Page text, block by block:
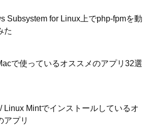
Subsystem for Linux上でphp-fpmを動
た
で使っているオススメのアプリ32選
Linux Mintでインストールしているオ
アプリ